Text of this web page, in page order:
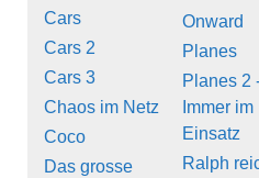
Cars
Cars 2
Cars 3
Chaos im Netz
Coco
Das grosse
Onward
Planes
Planes 2
Immer im
Einsatz
Ralph